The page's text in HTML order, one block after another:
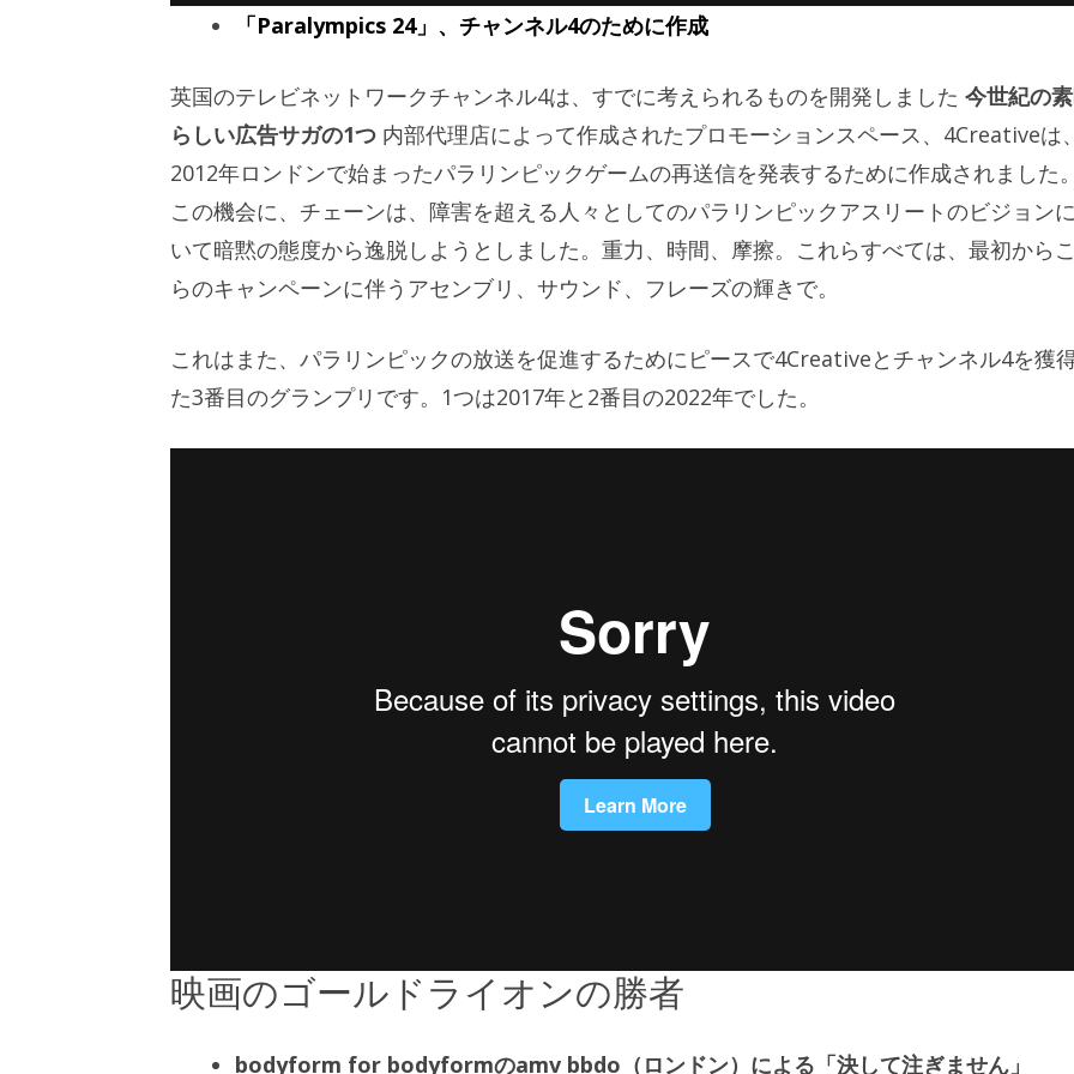
「Paralympics 24」、チャンネル4のために作成
英国のテレビネットワークチャンネル4は、すでに考えられるものを開発しました 今世紀の
らしい広告サガの1つ 内部代理店によって作成されたプロモーションスペース、4Creativeは、
2012年ロンドンで始まったパラリンピックゲームの再送信を発表するために作成されました。
この機会に、チェーンは、障害を超える人々としてのパラリンピックアスリートのビジョン
いて暗黙の態度から逸脱しようとしました。重力、時間、摩擦。これらすべては、最初から
らのキャンペーンに伴うアセンブリ、サウンド、フレーズの輝きで。
これはまた、パラリンピックの放送を促進するためにピースで4Creativeとチャンネル4を獲
た3番目のグランプリです。1つは2017年と2番目の2022年でした。
映画のゴールドライオンの勝者
bodyform for bodyformのamv bbdo（ロンドン）による「決して注ぎません」